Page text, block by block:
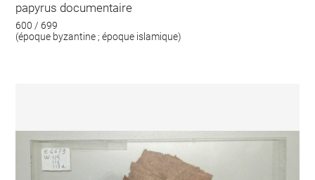
papyrus documentaire
600 / 699
(époque byzantine ; époque islamique)